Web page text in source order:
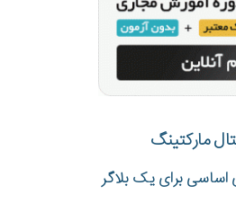
مارکتینگ
برای یک بلاگر